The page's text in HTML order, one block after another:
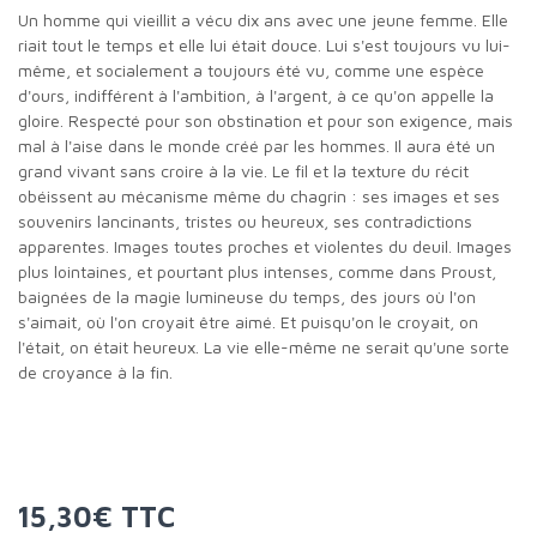
Un homme qui vieillit a vécu dix ans avec une jeune femme. Elle
riait tout le temps et elle lui était douce. Lui s'est toujours vu lui-
même, et socialement a toujours été vu, comme une espèce
d'ours, indifférent à l'ambition, à l'argent, à ce qu'on appelle la
gloire. Respecté pour son obstination et pour son exigence, mais
mal à l'aise dans le monde créé par les hommes. Il aura été un
grand vivant sans croire à la vie. Le fil et la texture du récit
obéissent au mécanisme même du chagrin : ses images et ses
souvenirs lancinants, tristes ou heureux, ses contradictions
apparentes. Images toutes proches et violentes du deuil. Images
plus lointaines, et pourtant plus intenses, comme dans Proust,
baignées de la magie lumineuse du temps, des jours où l'on
s'aimait, où l'on croyait être aimé. Et puisqu'on le croyait, on
l'était, on était heureux. La vie elle-même ne serait qu'une sorte
de croyance à la fin.
15,30€ TTC